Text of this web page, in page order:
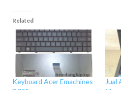
Related
Keyboard Acer Emachines
Jual